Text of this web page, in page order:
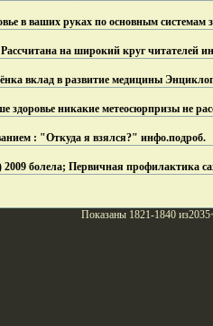
в ваших руках по основным системам
на широкий круг читателей
вклад в развитие медицины
здоровье никакие метеосюрпризы не
: "Откуда я взялся?" инфо.подроб.
болела; Первичная профилактика
Показаны 1821-1840